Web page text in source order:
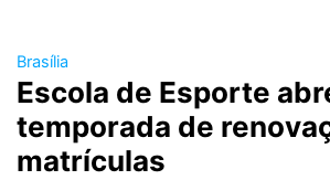
Brasília
Escola de Esporte
temporada de
matrículas